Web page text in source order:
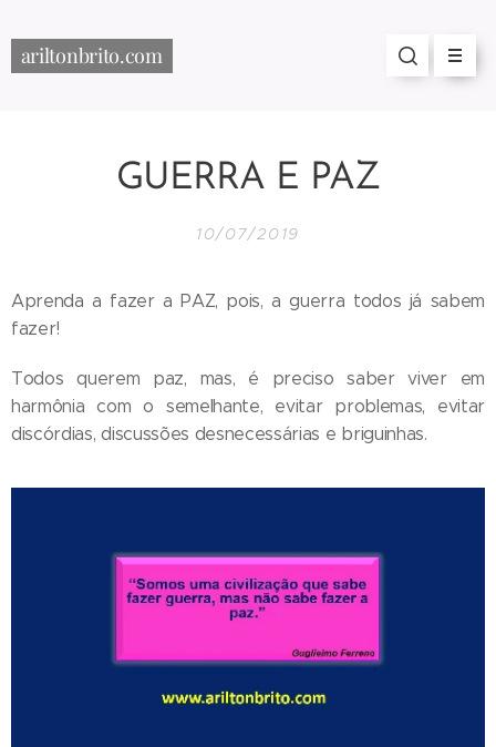
ariltonbrito.com
GUERRA E PAZ
10/07/2019
Aprenda a fazer a PAZ, pois, a guerra todos já sabem
fazer!
Todos querem paz, mas, é preciso saber viver em
harmônia com o semelhante, evitar problemas, evitar
discórdias, discussões desnecessárias e briguinhas.